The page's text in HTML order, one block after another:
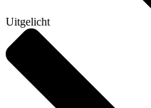
Uitgelicht